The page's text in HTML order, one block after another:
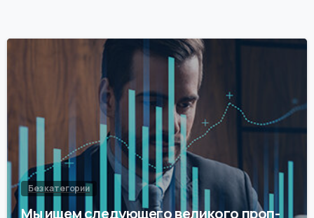
Без категории
Мы ищем следующего великого проп-